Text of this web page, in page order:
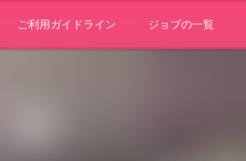
ご利用ガイドライン ジョブの一覧